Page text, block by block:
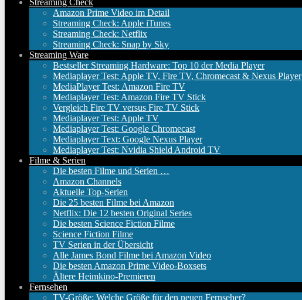
Streaming Check
Amazon Prime Video im Detail
Streaming Check: Apple iTunes
Streaming Check: Netflix
Streaming Check: Snap by Sky
Streaming Ware
Bestseller Streaming Hardware: Top 10 der Media Player
Mediaplayer Test: Apple TV, Fire TV, Chromecast & Nexus Player
MediaPlayer Test: Amazon Fire TV
Mediaplayer Test: Amazon Fire TV Stick
Vergleich Fire TV versus Fire TV Stick
Mediaplayer Test: Apple TV
Mediaplayer Test: Google Chromecast
Mediaplayer Text: Google Nexus Player
Mediaplayer Test: Nvidia Shield Android TV
Filme & Serien
Die besten Filme und Serien …
Amazon Channels
Aktuelle Top-Serien
Die 25 besten Filme bei Amazon
Netflix: Die 12 besten Original Series
Die besten Science Fiction Filme
Science Fiction Filme
TV Serien in der Übersicht
Alle James Bond Filme bei Amazon Video
Die besten Amazon Prime Video-Boxsets
Ältere Heimkino-Premieren
Fernsehen
TV-Größe: Welche Größe für den neuen Fernseher?